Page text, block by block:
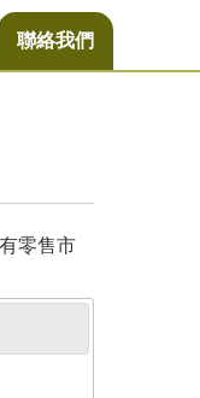
聯絡我們
零售市